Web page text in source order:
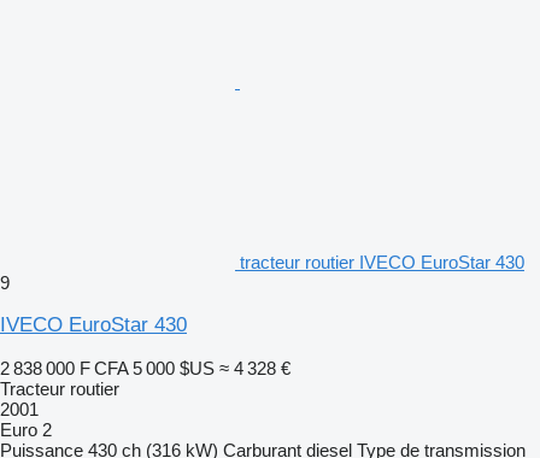
tracteur routier IVECO EuroStar 430
9
IVECO EuroStar 430
2 838 000 F CFA 5 000 $US ≈ 4 328 €
Tracteur routier
2001
Euro 2
Puissance 430 ch (316 kW) Carburant diesel Type de transmission